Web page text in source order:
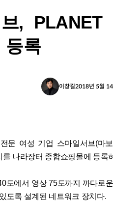
브, PLANET
등록
이창길2018년 5월
문 여성 기업 스마일서브(마
나라장터 종합쇼핑몰에 등록
도에서 영상 75도까지 까다로
도록 설계된 네트워크 장치다.